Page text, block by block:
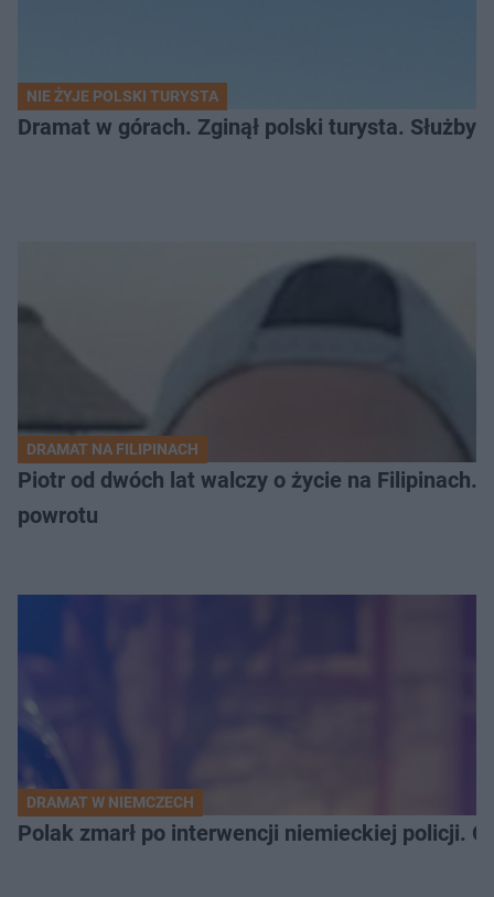
NIE ŻYJE POLSKI TURYSTA
Dramat w górach. Zginął polski turysta. Służby
DRAMAT NA FILIPINACH
Piotr od dwóch lat walczy o życie na Filipinach.
powrotu
DRAMAT W NIEMCZECH
Polak zmarł po interwencji niemieckiej policji.